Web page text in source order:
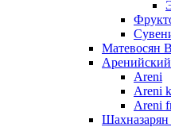
Матевосян
Areni
Areni
Areni